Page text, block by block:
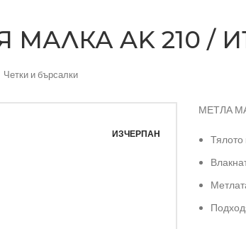
AK 210 /
Четки и бърсалки
ИЗЧЕРПАН
МЕТЛА
Тялото